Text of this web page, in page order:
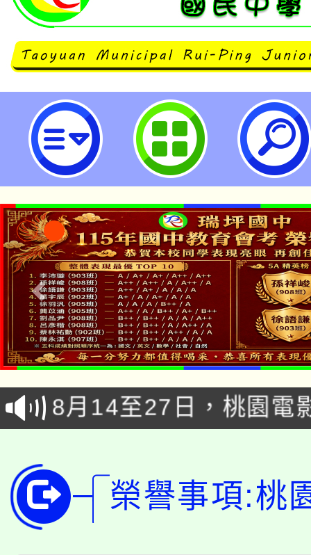
桃園市立瑞坪國民中學
「本色祭」8/29、30在
場熱烈登場!
8/21下午1時於龍潭區
徵才活動。
YOUNG桃局內行報名
局官網。
8月14至27日，桃園電
開!
115年桃園市運動會8/
田徑場及游泳池舉行。
桃園市低收入戶享有免
視費優惠，中低收入戶
大園自造教育及科技中
榮譽事項:桃